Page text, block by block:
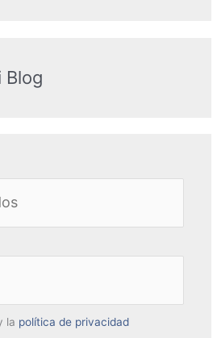
Blog
la política de privacidad